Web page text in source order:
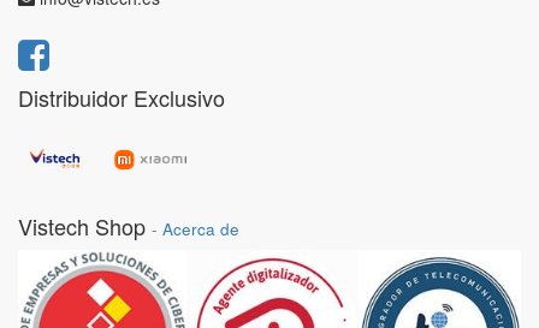
Distribuidor Exclusivo
Vistech Shop - Acerca de